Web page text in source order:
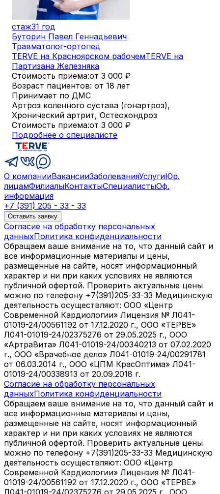
стаж31 год
Буторин Павел Геннадьевич
Травматолог-ортопед
TERVE на Красноярском рабочемTERVE на
Партизана Железняка
Стоимость приема:от 3 000 ₽
Возраст пациентов: от 18 лет
Принимает по ДМС
Артроз коленного сустава (гонартроз),
Хронический артрит, Остеохондроз
Стоимость приема:от 3 000 ₽
Подробнее о специалисте
О компанииВакансииЗаболеванияУслугиЮр.
лицамФилиалыКонтактыСпециалистыОф.
информация
+7 (391) 205 - 33 - 33
Оставить заявку
Согласие на обработку персональных
данныхПолитика конфиденциальности
Обращаем ваше внимание на то, что данный сайт и
все информационные материалы и цены,
размещенные на сайте, носят информационный
характер и ни при каких условиях не являются
публичной офертой. Проверить актуальные цены
можно по телефону +7(391)205-33-33 Медицинскую
деятельность осуществляют: ООО «Центр
Современной Кардиологии» Лицензия № Л041-
01019-24/00561192 от 17.12.2020 г., ООО «ТЕРВЕ»
Л041-01019-24/02375276 от 29.05.2025 г., ООО
«АртраВита» Л041-01019-24/00340213 от 07.02.2020
г., ООО «Врачебное дело» Л041-01019-24/00291781
от 06.03.2014 г., ООО «ЦПМ КрасОптима» Л041-
01019-24/00338913 от 20.09.2018 г.
Согласие на обработку персональных
данныхПолитика конфиденциальности
Обращаем ваше внимание на то, что данный сайт и
все информационные материалы и цены,
размещенные на сайте, носят информационный
характер и ни при каких условиях не являются
публичной офертой. Проверить актуальные цены
можно по телефону +7(391)205-33-33 Медицинскую
деятельность осуществляют: ООО «Центр
Современной Кардиологии» Лицензия № Л041-
01019-24/00561192 от 17.12.2020 г., ООО «ТЕРВЕ»
Л041-01019-24/02375276 от 29.05.2025 г., ООО